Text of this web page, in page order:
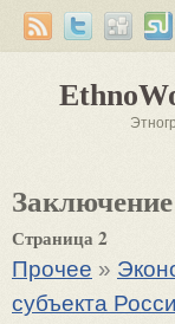
Заключение
Страница 2
Прочее »
субъекта